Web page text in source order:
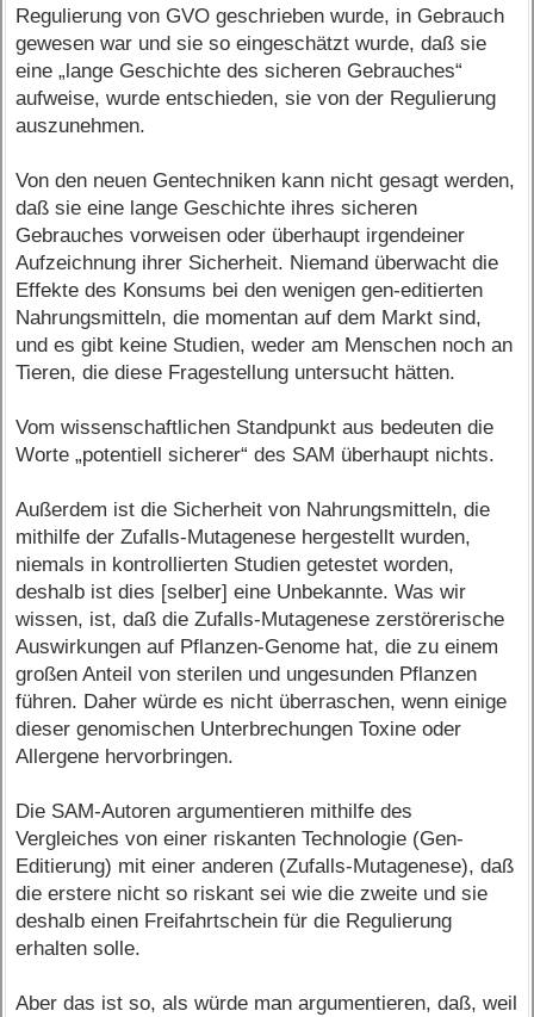
Regulierung von GVO geschrieben wurde, in Gebrauch
gewesen war und sie so eingeschätzt wurde, daß sie
eine „lange Geschichte des sicheren Gebrauches“
aufweise, wurde entschieden, sie von der Regulierung
auszunehmen.
Von den neuen Gentechniken kann nicht gesagt werden,
daß sie eine lange Geschichte ihres sicheren
Gebrauches vorweisen oder überhaupt irgendeiner
Aufzeichnung ihrer Sicherheit. Niemand überwacht die
Effekte des Konsums bei den wenigen gen-editierten
Nahrungsmitteln, die momentan auf dem Markt sind,
und es gibt keine Studien, weder am Menschen noch an
Tieren, die diese Fragestellung untersucht hätten.
Vom wissenschaftlichen Standpunkt aus bedeuten die
Worte „potentiell sicherer“ des SAM überhaupt nichts.
Außerdem ist die Sicherheit von Nahrungsmitteln, die
mithilfe der Zufalls-Mutagenese hergestellt wurden,
niemals in kontrollierten Studien getestet worden,
deshalb ist dies [selber] eine Unbekannte. Was wir
wissen, ist, daß die Zufalls-Mutagenese zerstörerische
Auswirkungen auf Pflanzen-Genome hat, die zu einem
großen Anteil von sterilen und ungesunden Pflanzen
führen. Daher würde es nicht überraschen, wenn einige
dieser genomischen Unterbrechungen Toxine oder
Allergene hervorbringen.
Die SAM-Autoren argumentieren mithilfe des
Vergleiches von einer riskanten Technologie (Gen-
Editierung) mit einer anderen (Zufalls-Mutagenese), daß
die erstere nicht so riskant sei wie die zweite und sie
deshalb einen Freifahrtschein für die Regulierung
erhalten solle.
Aber das ist so, als würde man argumentieren, daß, weil